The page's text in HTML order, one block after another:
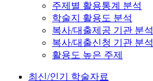
주제별 활용통계 분석
학술지 활용도 분석
복사/대출제공 기관 분석
복사/대출신청 기관 분석
활용도 높은 주제
최신/인기 학술자료